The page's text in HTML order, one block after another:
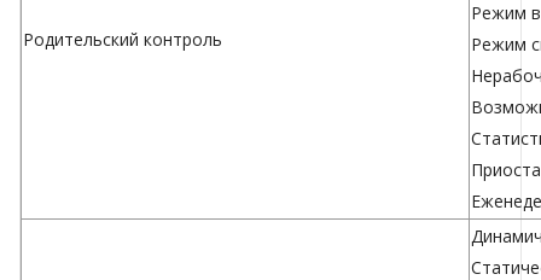
Родительский контроль
Режим
Режим